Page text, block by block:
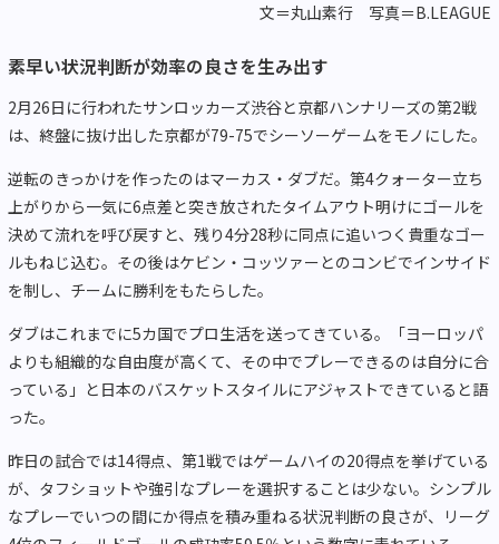
文＝丸山素行 写真＝B.LEAGUE
素早い状況判断が効率の良さを生み出す
2月26日に行われたサンロッカーズ渋谷と京都ハンナリーズの第2戦
は、終盤に抜け出した京都が79-75でシーソーゲームをモノにした。
逆転のきっかけを作ったのはマーカス・ダブだ。第4クォーター立ち
上がりから一気に6点差と突き放されたタイムアウト明けにゴールを
決めて流れを呼び戻すと、残り4分28秒に同点に追いつく貴重なゴー
ルもねじ込む。その後はケビン・コッツァーとのコンビでインサイド
を制し、チームに勝利をもたらした。
ダブはこれまでに5カ国でプロ生活を送ってきている。「ヨーロッパ
よりも組織的な自由度が高くて、その中でプレーできるのは自分に合
っている」と日本のバスケットスタイルにアジャストできていると語
った。
昨日の試合では14得点、第1戦ではゲームハイの20得点を挙げている
が、タフショットや強引なプレーを選択することは少ない。シンプル
なプレーでいつの間にか得点を積み重ねる状況判断の良さが、リーグ